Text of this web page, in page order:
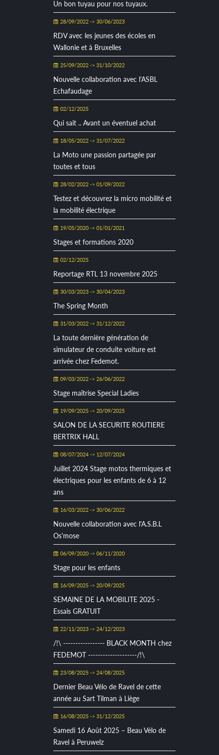
Un bon tuyau pour nos tuyaux.
28/09/2022 -> 30/06/2023
RDV avec les jeunes des écoles en
Wallonie et à Bruxelles
25/09/2022 -> 31/10/2022
Nouvelle collaboration avec l'ASBL
Echafaudage
02/12/2025
Qui sait .. Avant un éventuel achat
18/05/2022 -> 31/07/2022
La Moto une passion partagée par
toutes et tous
28/02/2022 -> 01/09/2022
Testez et découvrez la micro mobilité et
la mobilité électrique
19/05/2020 -> 01/01/2021
Stages et formations 2020
02/12/2025
Reportage RTL 13 novembre 2025
30/03/2023 -> 30/04/2023
The Spring Month
31/03/2022 -> 31/12/2022
La toute dernière génération de
simulateur de conduite voiture est
arrivée chez Fedemot.
09/03/2022 -> 26/06/2022
Stage maîtrise Special Ladies
19/09/2025 -> 20/09/2025
SALON DE LA SECURITE ROUTIERE
BERTRIX HALL
08/07/2024 -> 12/07/2024
Juillet 2024 Stage motos thermiques et
électriques pour les enfants de 6 à 12
ans
16/03/2022 -> 30/06/2022
Nouvelle collaboration avec l'A.S.B.L
Os'mose
06/09/2020 -> 06/11/2020
Stage pour les enfants
16/09/2025 -> 20/09/2025
SEMAINE DE LA MOBILITE 2025 -
Essais GRATUIT
22/11/2023 -> 24/12/2023
/!\ ----------------- BLACK MONTH chez
FEDEMOT --------------------/!\
23/08/2025 -> 24/08/2025
Dernier Beau Vélo de Ravel de cette
année au Sart Tilman à Liège
16/08/2025 -> 31/12/2025
Samedi 16 Août 2025 – Beau Vélo de
Ravel à Peruwelz